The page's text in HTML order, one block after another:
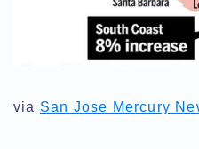
via San Jose Mercury